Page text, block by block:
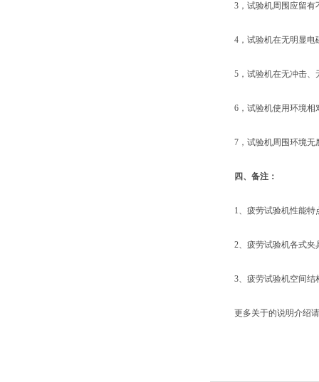
3，试验机周围应留有
4，试验机在无明显电
5，试验机在无冲击、
6，试验机使用环境相
7，试验机周围环境无
四、 备注：
1、疲劳试验机性能特
2、疲劳试验机各式夹
3、疲劳试验机空间结
更多关于的说明介绍请